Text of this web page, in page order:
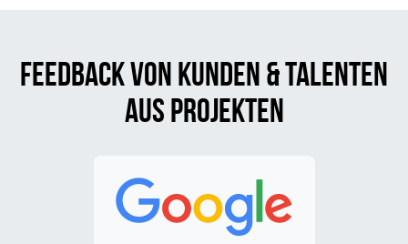
Feedback von Kunden & Talenten
aus Projekten